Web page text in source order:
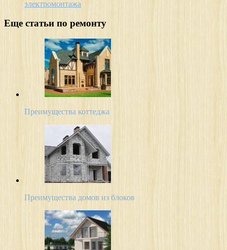
электромонтажа
Еще статьи по ремонту
Преимущества коттеджа
Преимущества домов из блоков